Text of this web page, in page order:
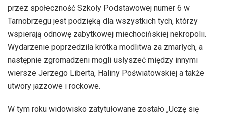
przez społeczność Szkoły Podstawowej numer 6 w
Tarnobrzegu jest podzięką dla wszystkich tych, którzy
wspierają odnowę zabytkowej miechocińskiej nekropolii.
Wydarzenie poprzedziła krótka modlitwa za zmarłych, a
następnie zgromadzeni mogli usłyszeć między innymi
wiersze Jerzego Liberta, Haliny Poświatowskiej a także
utwory jazzowe i rockowe.
W tym roku widowisko zatytułowane zostało „Uczę się